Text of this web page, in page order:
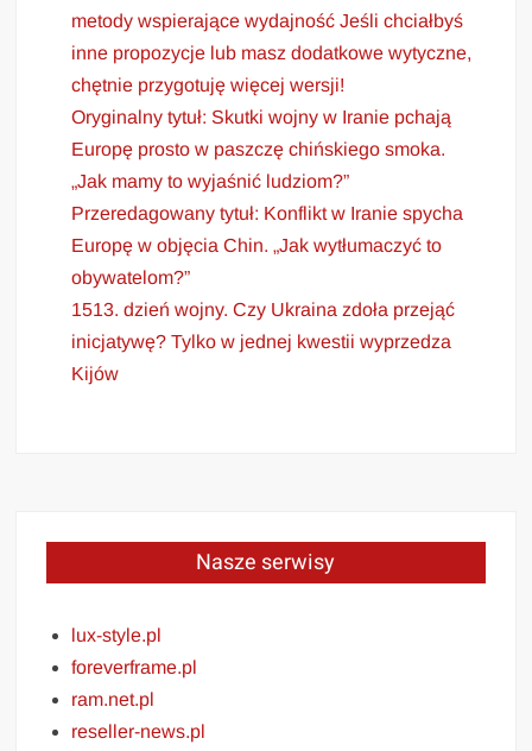
metody wspierające wydajność Jeśli chciałbyś
inne propozycje lub masz dodatkowe wytyczne,
chętnie przygotuję więcej wersji!
Oryginalny tytuł: Skutki wojny w Iranie pchają
Europę prosto w paszczę chińskiego smoka.
„Jak mamy to wyjaśnić ludziom?”
Przeredagowany tytuł: Konflikt w Iranie spycha
Europę w objęcia Chin. „Jak wytłumaczyć to
obywatelom?”
1513. dzień wojny. Czy Ukraina zdoła przejąć
inicjatywę? Tylko w jednej kwestii wyprzedza
Kijów
Nasze serwisy
lux-style.pl
foreverframe.pl
ram.net.pl
reseller-news.pl